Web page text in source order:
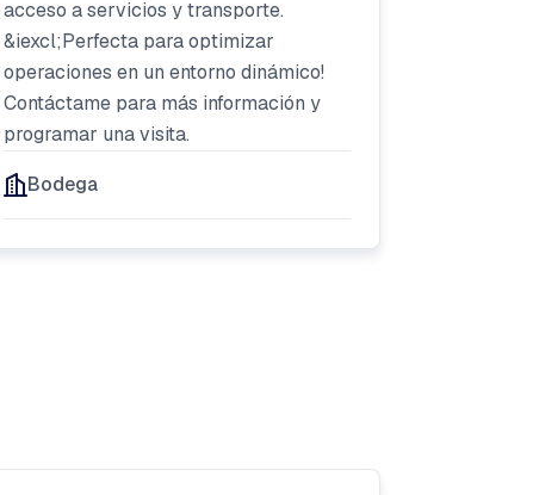
acceso a servicios y transporte.
&iexcl;Perfecta para optimizar
operaciones en un entorno dinámico!
Contáctame para más información y
programar una visita.
Bodega